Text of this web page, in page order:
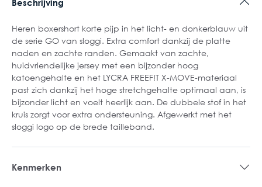
Heren boxershort korte pijp in het licht- en donkerblauw uit
de serie GO van sloggi. Extra comfort dankzij de platte
naden en zachte randen. Gemaakt van zachte,
huidvriendelijke jersey met een bijzonder hoog
katoengehalte en het LYCRA FREEF!T X-MOVE-materiaal
past zich dankzij het hoge stretchgehalte optimaal aan, is
bijzonder licht en voelt heerlijk aan. De dubbele stof in het
kruis zorgt voor extra ondersteuning. Afgewerkt met het
sloggi logo op de brede tailleband.
Kenmerken